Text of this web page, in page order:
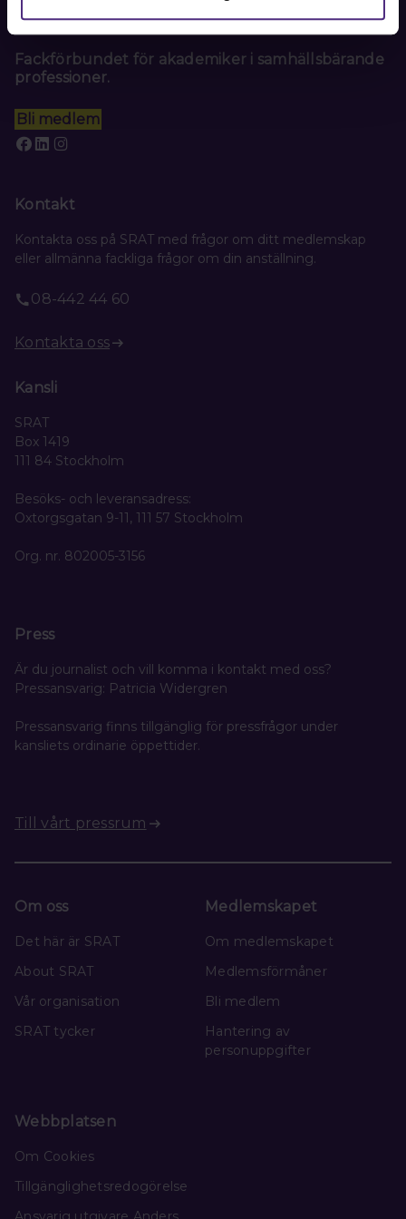
Fackförbundet för akademiker i samhällsbärande
professioner.
Bli medlem
Kontakt
Kontakta oss på SRAT med frågor om ditt medlemskap
eller allmänna fackliga frågor om din anställning.
08-442 44 60
Kontakta oss
Kansli
SRAT
Box 1419
111 84 Stockholm
Besöks- och leveransadress:
Oxtorgsgatan 9-11, 111 57 Stockholm
Org. nr. 802005-3156
Press
Är du journalist och vill komma i kontakt med oss?
Pressansvarig: Patricia Widergren
Pressansvarig finns tillgänglig för pressfrågor under
kansliets ordinarie öppettider.
Till vårt pressrum
Om oss
Det här är SRAT
About SRAT
Vår organisation
SRAT tycker
Medlemskapet
Om medlemskapet
Medlemsförmåner
Bli medlem
Hantering av
personuppgifter
Webbplatsen
Om Cookies
Tillgänglighetsredogörelse